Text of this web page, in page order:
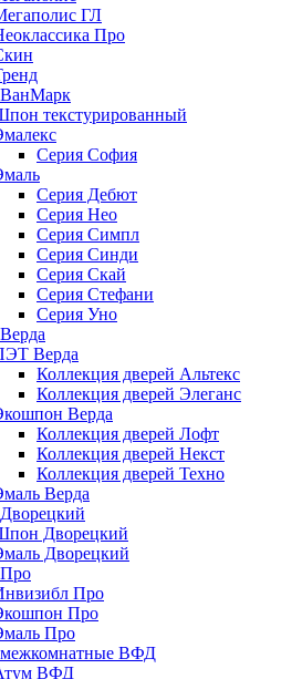
ГЛ
Про
текстурированный
Серия София
Серия Дебют
Серия Нео
Серия Симпл
Серия Синди
Серия Скай
Серия Стефани
Серия Уно
Верда
Коллекция дверей Альтекс
Коллекция дверей Элеганс
Верда
Коллекция дверей Лофт
Коллекция дверей Некст
Коллекция дверей Техно
Верда
Дворецкий
Дворецкий
Про
Про
Про
ВФД
ВФД